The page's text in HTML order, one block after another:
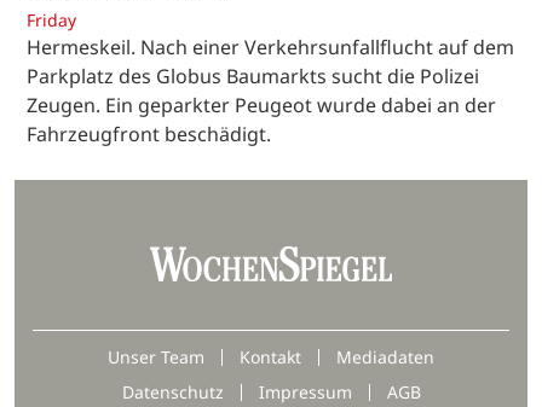
Friday
Hermeskeil. Nach einer Verkehrsunfallflucht auf dem
Parkplatz des Globus Baumarkts sucht die Polizei
Zeugen. Ein geparkter Peugeot wurde dabei an der
Fahrzeugfront beschädigt.
Unser Team Kontakt
Mediadaten
Datenschutz
Impressum AGB